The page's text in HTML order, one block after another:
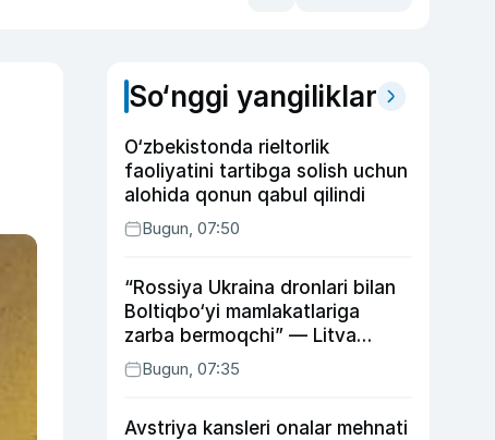
So‘nggi yangiliklar
O‘zbekistonda rieltorlik
faoliyatini tartibga solish uchun
alohida qonun qabul qilindi
Bugun, 07:50
“Rossiya Ukraina dronlari bilan
Boltiqbo‘yi mamlakatlariga
zarba bermoqchi” — Litva
mudofaa vaziri
Bugun, 07:35
Avstriya kansleri onalar mehnati